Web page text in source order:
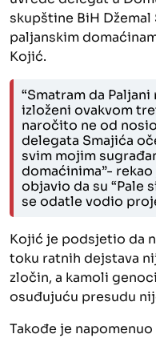
skupštine BiH
paljanskim
Kojić.
“Smatram da
izloženi ovakvom
naročito ne od
delegata Smajića
svim mojim
domaćinima”-
objavio da su “Pale
se odatle vodio
Kojić je podsjetio da
toku ratnih dejstava
zločin, a kamoli
osuđujuću presudu
Takođe je